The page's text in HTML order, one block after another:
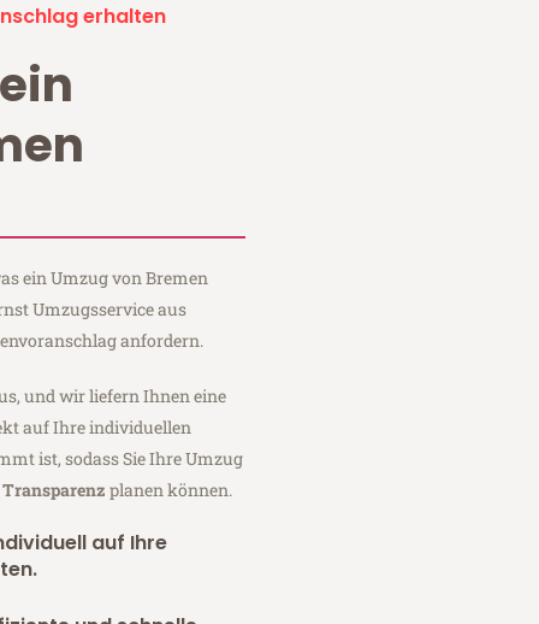
erhalten
ein Umzug von Bremen
Umzugsservice aus
anfordern.
und wir liefern Ihnen eine
auf Ihre individuellen
ist, sodass Sie Ihre Umzug
planen können.
auf Ihre